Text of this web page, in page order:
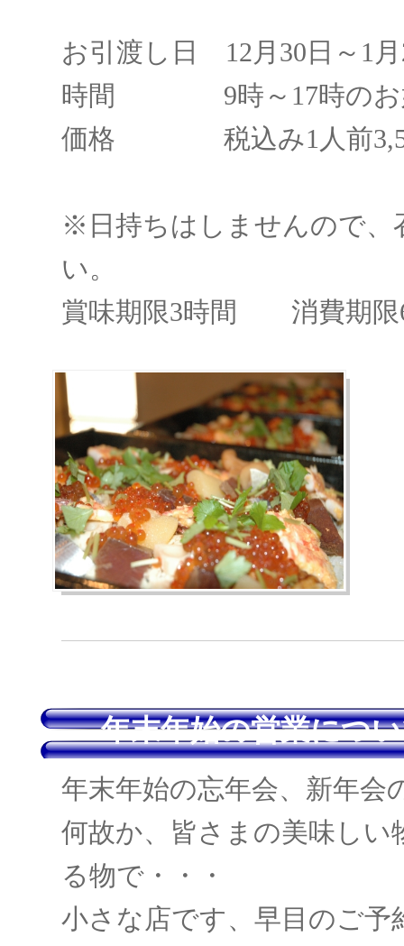
お引渡し日 12月30日～1
時間 9時～17時のお
価格 税込み1人前3,500
※日持ちはしませんので、
い。
賞味期限3時間 消費期限
年末年始の営業につい
年末年始の忘年会、新年会
何故か、皆さまの美味し
る物で・・・
小さな店です、早目のご予